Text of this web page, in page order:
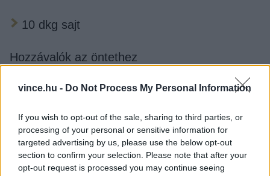
vince.hu - Do Not Process My Personal Information
If you wish to opt-out of the sale, sharing to third parties, or
processing of your personal or sensitive information for
targeted advertising by us, please use the below opt-out
section to confirm your selection. Please note that after your
opt-out request is processed you may continue seeing
10 dkg sajt
Hozzávalók az öntethez
2 ek mustár
1 kk méz
3 ek olívaolaj